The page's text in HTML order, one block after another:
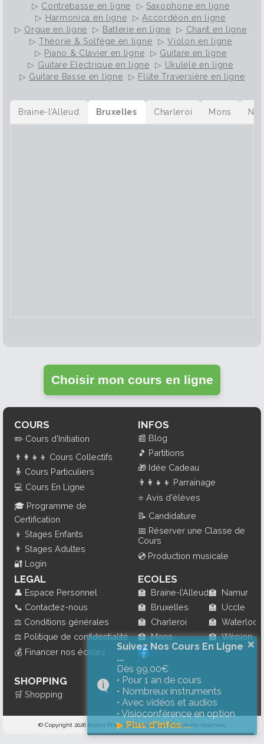
▷ Contrebasse en ligne ▷ Saxophone en ligne
▷ Harmonica en ligne ▷Accordéon en ligne
▷ Orgue en ligne ▷ Batterie en ligne ▷ Chant en ligne
▷Théorie & Solfège en ligne ▷Violon en ligne
▷ Piano & Clavier en ligne ▷ Guitare en ligne
▷ Guitare Electrique en ligne ▷ Ukulélé en ligne
▷ Guitare Basse en ligne ▷ Flûte Traversière en ligne
Braine-l’Alleud Bruxelles Charleroi Mons
Choisir mon cours en ligne
COURS
✏️ Cours d'Initiation
👨‍👩‍👧‍👦 Cours Collectifs
🧍 Cours Particuliers
💻 Cours En Ligne
🎓 Programme de
Certification
👦 Stages Enfants
👨 Stages Adultes
🔐 Login
INFOS
📰 Blog
🎵 Partitions
🎁 Idée Cadeau
👨‍👩‍👧‍👦 Parrainage
⭐ Avis d'élèves
📝 Candidature
📅 Réserver une Classe de
Cours
💿 Production musicale
LEGAL
👤 Espace Personnel
📞 Contactez-nous
⚖️ Conditions générales
⚖️ Politique de confidentialité
💰 Financer nos écoles
SHOPPING
🛒 Shopping
ECOLES
🏫 Braine-l’Alleud
🏫 Bruxelles
🏫 Charleroi
🏫 Mons
🏫 Namur
🏫 Uccle
🏫 Waterloo
🏫 Wépion
© Copyright 2026 Ecoles Privées De Musique. Tous droits réservés.
×
Suivez Nos Cours En Ligne
...
Dès 99,00€
• Pour 1 an de cours
• Nombreux instruments
• Avec vidéos et audios
• Visioconférence en option
▶ Plus d'infos ...